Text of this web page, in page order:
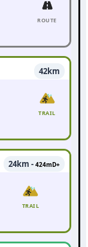
ROUTE
42km
TRAIL
24km - 424mD+
TRAIL